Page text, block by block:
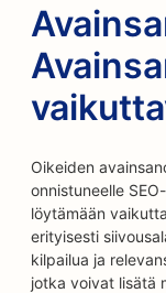
Oikeiden
onnistuneelle
löytämään
erityisesti
kilpailua ja
jotka voivat lisätä